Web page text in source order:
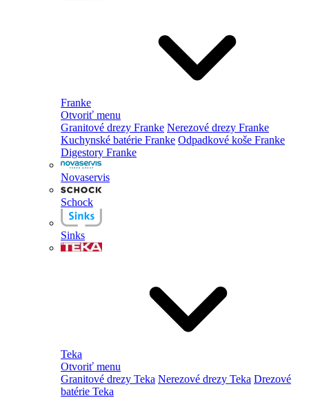
Franke
Otvoriť menu
Granitové drezy Franke Nerezové drezy Franke
Kuchynské batérie Franke Odpadkové koše Franke
Digestory Franke
Novaservis
Schock
Sinks
Teka
Otvoriť menu
Granitové drezy Teka Nerezové drezy Teka Drezové
batérie Teka